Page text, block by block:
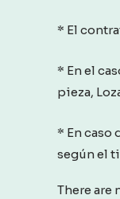
* El
* En el
pieza,
* En caso
según el
There are